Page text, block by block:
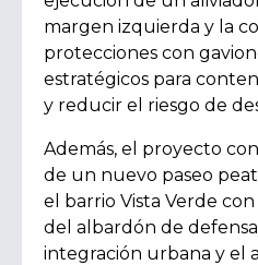
margen izquierda y la
protecciones con
estratégicos para
y reducir el riesgo de
Además, el proyecto
de un nuevo paseo
el barrio Vista Verde
del albardón de
integración urbana y el